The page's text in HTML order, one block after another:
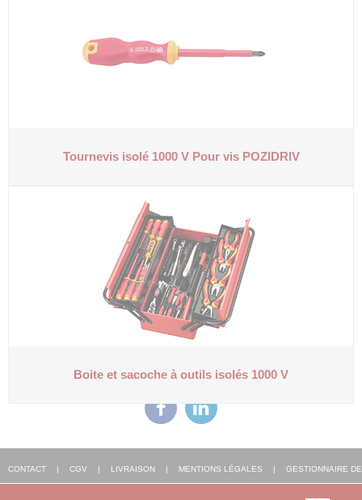
Tournevis isolé 1000 VPour vis POZIDRIV
Boite et sacoche à outils isolés 1000 V
CONTACT | CGV | LIVRAISON | MENTIONS LÉGALES | GESTIONNAIRE DE